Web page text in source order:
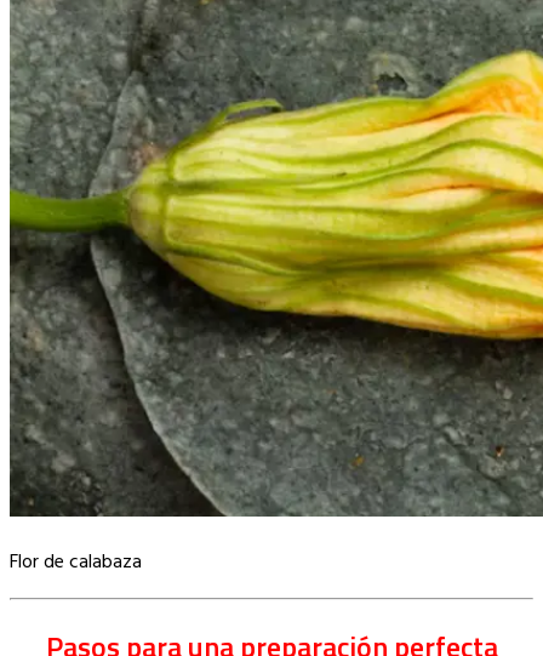
Flor de calabaza
Pasos para una preparación perfecta